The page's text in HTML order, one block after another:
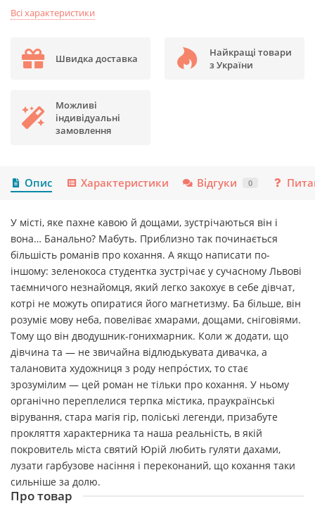
Всі характеристики
Швидка доставка
Найкращі товари
з України
Можливі
індивідуальні
замовлення
Опис Характеристики Відгуки 0
У місті, яке пахне кавою й дощами, зустрічаються він і
вона… Банально? Мабуть. Приблизно так починається
більшість романів про кохання. А якщо написати по-
іншому: зеленокоса студентка зустрічає у сучасному Львові
таємничого незнайомця, який легко закохує в себе дівчат,
котрі не можуть опиратися його магнетизму. Ба більше, він
розуміє мову неба, повеліває хмарами, дощами, сніговіями.
Тому що він дводушник-гонихмарник. Коли ж додати, що
дівчина та — не звичайна відлюдькувата дивачка, а
талановита художниця з роду непро́стих, то стає
зрозумілим — цей роман не тільки про кохання. У ньому
органічно переплелися терпка містика, праукраїнські
вірування, стара магія гір, поліські легенди, призабуте
прокляття характерника та наша реальність, в якій
покровитель міста святий Юрій любить гуляти дахами,
лузати гарбузове насіння і переконаний, що кохання таки
сильніше за долю.
Про товар